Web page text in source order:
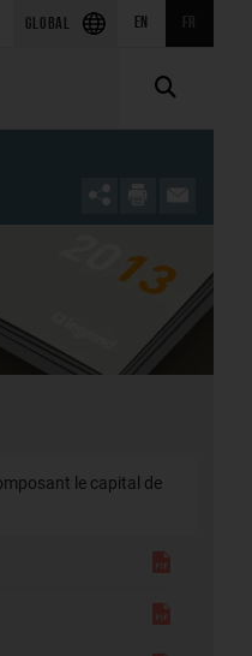
le capital de
trimestre 2026
GLOBAL EN FR